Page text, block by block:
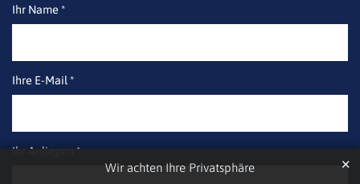
Wir achten Ihre Privatsphäre
✕
Ihr Name *
Ihre E-Mail *
Ihr Anliegen *